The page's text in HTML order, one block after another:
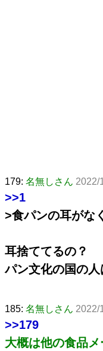
179: 名無しさん 2022/
>>1
>食パンの耳がな
耳捨ててるの？
パン文化の国の
185: 名無しさん 2022/
>>179
大概は他の食品